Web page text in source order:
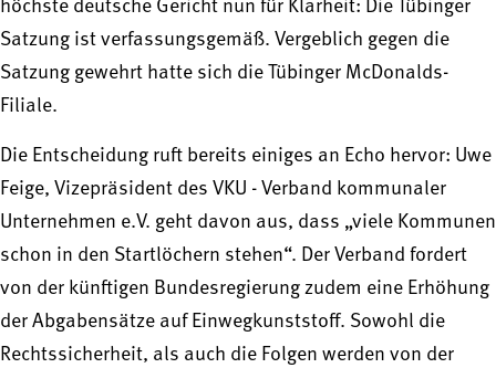
höchste deutsche Gericht nun für Klarheit: Die Tübinger
Satzung ist verfassungsgemäß. Vergeblich gegen die
Satzung gewehrt hatte sich die Tübinger McDonalds-
Filiale.
Die Entscheidung ruft bereits einiges an Echo hervor: Uwe
Feige, Vizepräsident des VKU - Verband kommunaler
Unternehmen e.V. geht davon aus, dass „viele Kommunen
schon in den Startlöchern stehen“. Der Verband fordert
von der künftigen Bundesregierung zudem eine Erhöhung
der Abgabensätze auf Einwegkunststoff. Sowohl die
Rechtssicherheit, als auch die Folgen werden von der